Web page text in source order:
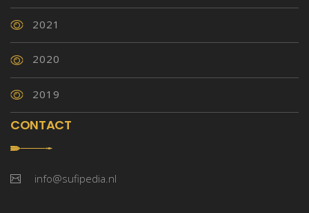
2021
2020
2019
CONTACT
info@sufipedia.nl